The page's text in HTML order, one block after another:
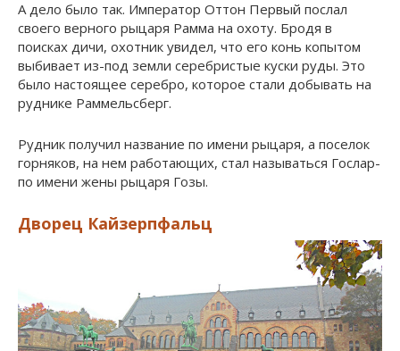
А дело было так. Император Оттон Первый послал
своего верного рыцаря Рамма на охоту. Бродя в
поисках дичи, охотник увидел, что его конь копытом
выбивает из-под земли серебристые куски руды. Это
было настоящее серебро, которое стали добывать на
руднике Раммельсберг.
Рудник получил название по имени рыцаря, а поселок
горняков, на нем работающих, стал называться Гослар-
по имени жены рыцаря Гозы.
Дворец Кайзерпфальц